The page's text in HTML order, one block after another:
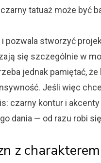
tatuaż może być
pozwala stworzyć
się szczególnie w
jednak pamiętać,
Jeśli więc
czarny kontur i
dania — od razu robi
z charakterem